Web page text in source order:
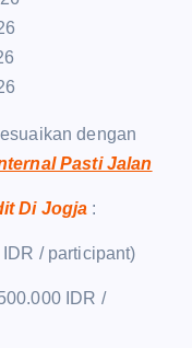
dengan
Pasti Jalan
Di Jogja :
/ participant)
IDR /